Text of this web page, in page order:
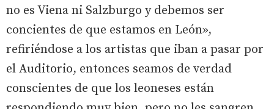
no es Viena ni Salzburgo y debemos ser
concientes de que estamos en León»,
refiriéndose a los artistas que iban a pasar por
el Auditorio, entonces seamos de verdad
conscientes de que los leoneses están